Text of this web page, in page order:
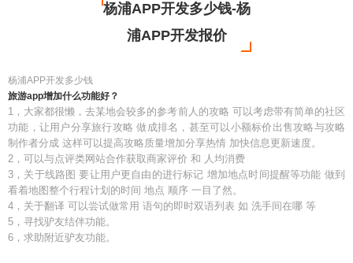
杨浦APP开发多少钱-杨
浦APP开发报价
杨浦APP开发多少钱
旅游app增加什么功能好？
1，大家都很懒，去某地会较多的参考前人的攻略 可以考虑带有简单的社区
功能，让用户分享旅行攻略 做成排名，甚至可以小额标价出售攻略与攻略
制作者分成 这样可以提高攻略质量增加分享热情 加快信息更新速度。
2，可以与点评类网站合作获取商家评价 和 人均消费
3，关于线路图 要让用户更自由的进行标记 增加地点时间提醒等功能 做到
看着地图整个行程计划的时间 地点 顺序 一目了然。
4，关于翻译 可以尝试做常用 语句的即时双语列表 如 洗手间在哪 等
5，寻找驴友结伴功能。
6，求助附近驴友功能。